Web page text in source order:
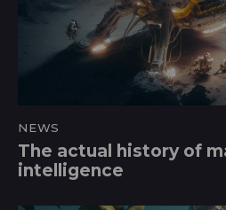
NEWS
The actual history of
intelligence